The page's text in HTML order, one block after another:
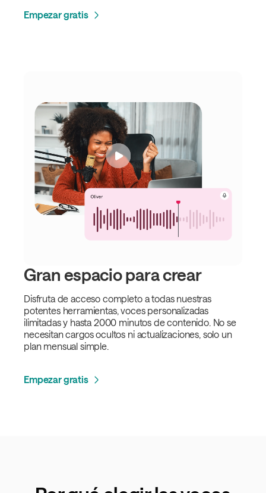
Empezar gratis
Gran espacio para crear
Disfruta de acceso completo a todas nuestras
potentes herramientas, voces personalizadas
ilimitadas y hasta 2000 minutos de contenido. No se
necesitan cargos ocultos ni actualizaciones, solo un
plan mensual simple.
Empezar gratis